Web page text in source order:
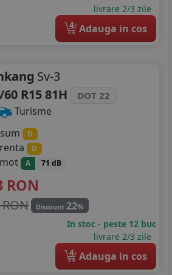
livrare 2/3 zile
4 Adauga in cos
Sv-3
R15 81H
DOT 22
Turisme
D
D
A 71 dB
RON
Discount 22%
In stoc - peste 12 buc
livrare 2/3 zile
4 Adauga in cos